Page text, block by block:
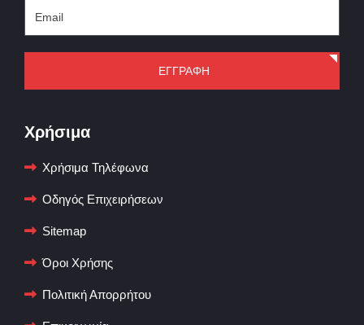
ΕΓΓΡΑΦΗ
Χρήσιμα
Χρήσιμα Τηλέφωνα
Οδηγός Επιχειρήσεων
Sitemap
Όροι Χρήσης
Πολιτική Απορρήτου